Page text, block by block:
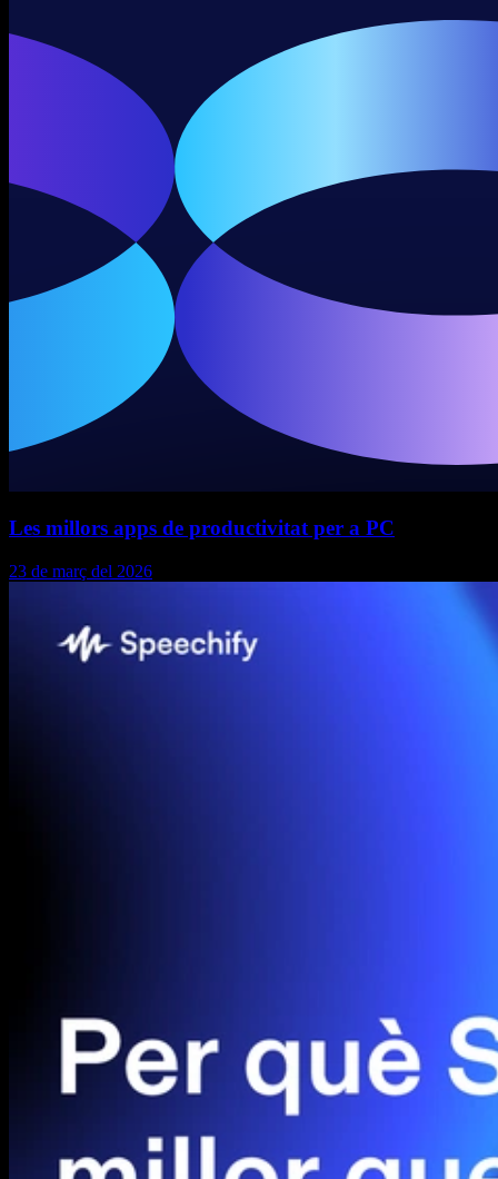
Les millors apps de productivitat per a PC
23 de març del 2026